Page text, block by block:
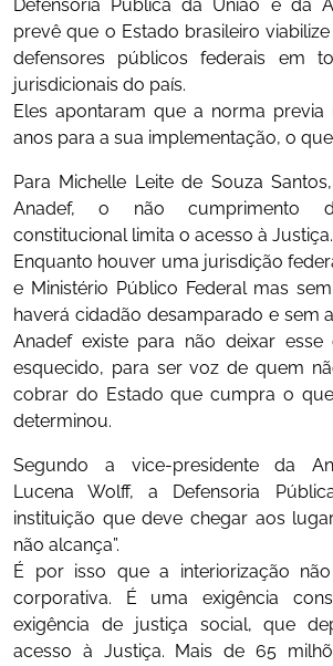
Defensoria Pública da União e da
prevê que o Estado brasileiro
defensores públicos federais em
jurisdicionais do país.
Eles apontaram que a norma
anos para a sua implementação, o
Para Michelle Leite de Souza
Anadef, o não cumprimento
constitucional limita o acesso à Justiça.
Enquanto houver uma jurisdição
e Ministério Público Federal mas
haverá cidadão desamparado e sem
Anadef existe para não deixar esse
esquecido, para ser voz de quem
cobrar do Estado que cumpra o
determinou.
Segundo a vice-presidente da
Lucena Wolff, a Defensoria
instituição que deve chegar aos
não alcança”.
É por isso que a interiorização
corporativa. É uma exigência
exigência de justiça social, que
acesso à Justiça. Mais de 65